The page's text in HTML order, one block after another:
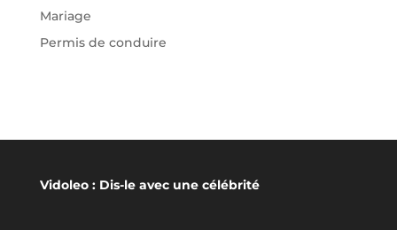
Mariage
Permis de conduire
Vidoleo : Dis-le avec une célébrité